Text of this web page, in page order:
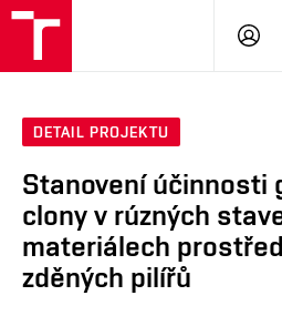
DETAIL PROJEKTU
Stanovení účinnosti
clony v rúzných
materiálech
zděných pilířů